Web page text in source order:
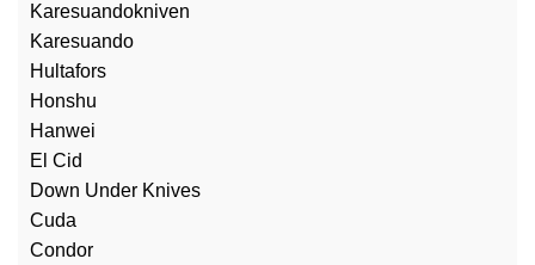
Karesuandokniven
Karesuando
Hultafors
Honshu
Hanwei
El Cid
Down Under Knives
Cuda
Condor